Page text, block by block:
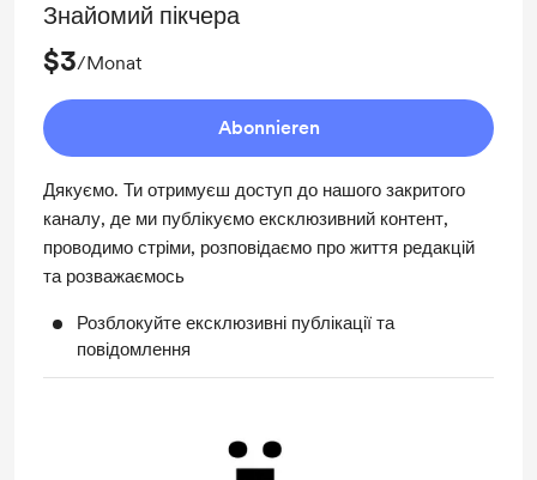
Знайомий пікчера
$3/Monat
Abonnieren
Дякуємо. Ти отримуєш доступ до нашого закритого
каналу, де ми публікуємо ексклюзивний контент,
проводимо стріми, розповідаємо про життя редакцій
та розважаємось
Розблокуйте ексклюзивні публікації та
повідомлення